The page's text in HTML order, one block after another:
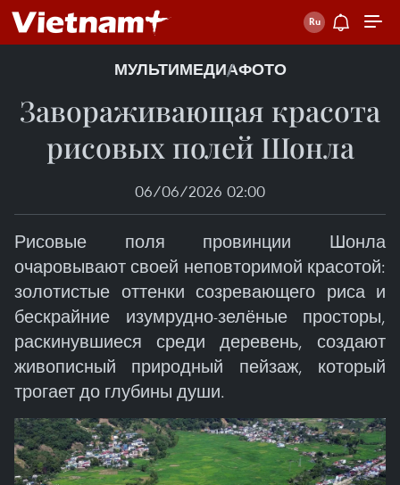
МУЛЬТИМЕДИАФОТО
Завораживающая красота
рисовых полей Шонла
06/06/2026 02:00
Рисовые поля провинции Шонла
очаровывают своей неповторимой красотой:
золотистые оттенки созревающего риса и
бескрайние изумрудно-зелёные просторы,
раскинувшиеся среди деревень, создают
живописный природный пейзаж, который
трогает до глубины души.